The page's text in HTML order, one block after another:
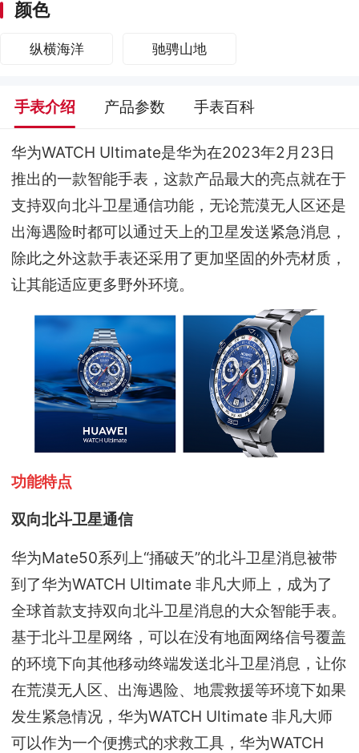
颜色
纵横海洋 驰骋山地
手表介绍 产品参数 手表百科
华为WATCH Ultimate是华为在2023年2月23日
推出的一款智能手表，这款产品最大的亮点就在于
支持双向北斗卫星通信功能，无论荒漠无人区还是
出海遇险时都可以通过天上的卫星发送紧急消息，
除此之外这款手表还采用了更加坚固的外壳材质，
让其能适应更多野外环境。
功能特点
双向北斗卫星通信
华为Mate50系列上“捅破天”的北斗卫星消息被带
到了华为WATCH Ultimate 非凡大师上，成为了
全球首款支持双向北斗卫星消息的大众智能手表。
基于北斗卫星网络，可以在没有地面网络信号覆盖
的环境下向其他移动终端发送北斗卫星消息，让你
在荒漠无人区、出海遇险、地震救援等环境下如果
发生紧急情况，华为WATCH Ultimate 非凡大师
可以作为一个便携式的求救工具，华为WATCH